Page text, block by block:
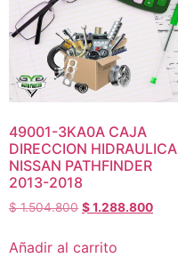
49001-3KA0A CAJA
DIRECCION HIDRAULICA
NISSAN PATHFINDER
2013-2018
$1.504.800 $1.288.800
Añadir al carrito